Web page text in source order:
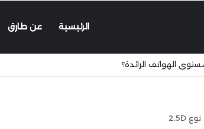
الرئيسية عن طارق